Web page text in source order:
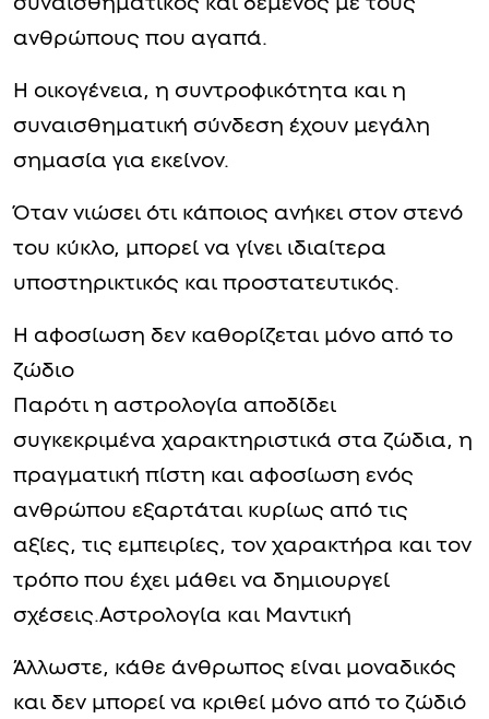
συναισθηματικός και δεμένος με τους
ανθρώπους που αγαπά.
Η οικογένεια, η συντροφικότητα και η
συναισθηματική σύνδεση έχουν μεγάλη
σημασία για εκείνον.
Όταν νιώσει ότι κάποιος ανήκει στον στενό
του κύκλο, μπορεί να γίνει ιδιαίτερα
υποστηρικτικός και προστατευτικός.
Η αφοσίωση δεν καθορίζεται μόνο από το
ζώδιο
Παρότι η αστρολογία αποδίδει
συγκεκριμένα χαρακτηριστικά στα ζώδια, η
πραγματική πίστη και αφοσίωση ενός
ανθρώπου εξαρτάται κυρίως από τις
αξίες, τις εμπειρίες, τον χαρακτήρα και τον
τρόπο που έχει μάθει να δημιουργεί
σχέσεις.Αστρολογία και Μαντική
Άλλωστε, κάθε άνθρωπος είναι μοναδικός
και δεν μπορεί να κριθεί μόνο από το ζώδιό